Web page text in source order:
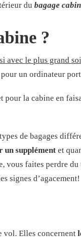
du bagage
?
avec le plus grand
un ordinateur
pour la cabine en
de bagages
un supplément et
vous faites perdre
signes d’agacement!
vol. Elles concernent